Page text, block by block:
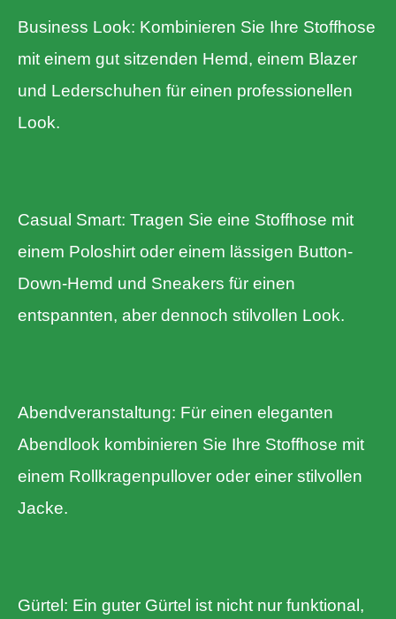
Business Look: Kombinieren Sie Ihre Stoffhose
mit einem gut sitzenden Hemd, einem Blazer
und Lederschuhen für einen professionellen
Look.
Casual Smart: Tragen Sie eine Stoffhose mit
einem Poloshirt oder einem lässigen Button-
Down-Hemd und Sneakers für einen
entspannten, aber dennoch stilvollen Look.
Abendveranstaltung: Für einen eleganten
Abendlook kombinieren Sie Ihre Stoffhose mit
einem Rollkragenpullover oder einer stilvollen
Jacke.
Gürtel: Ein guter Gürtel ist nicht nur funktional,